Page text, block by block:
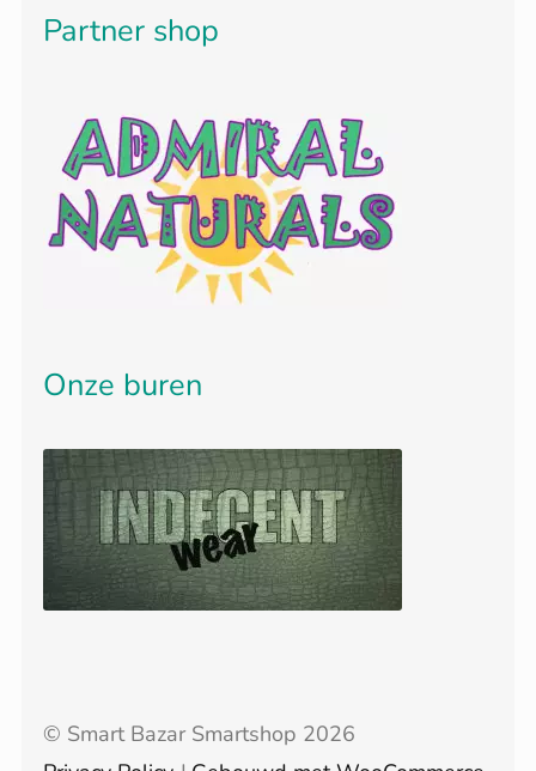
Partner shop
Onze buren
© Smart Bazar Smartshop 2026